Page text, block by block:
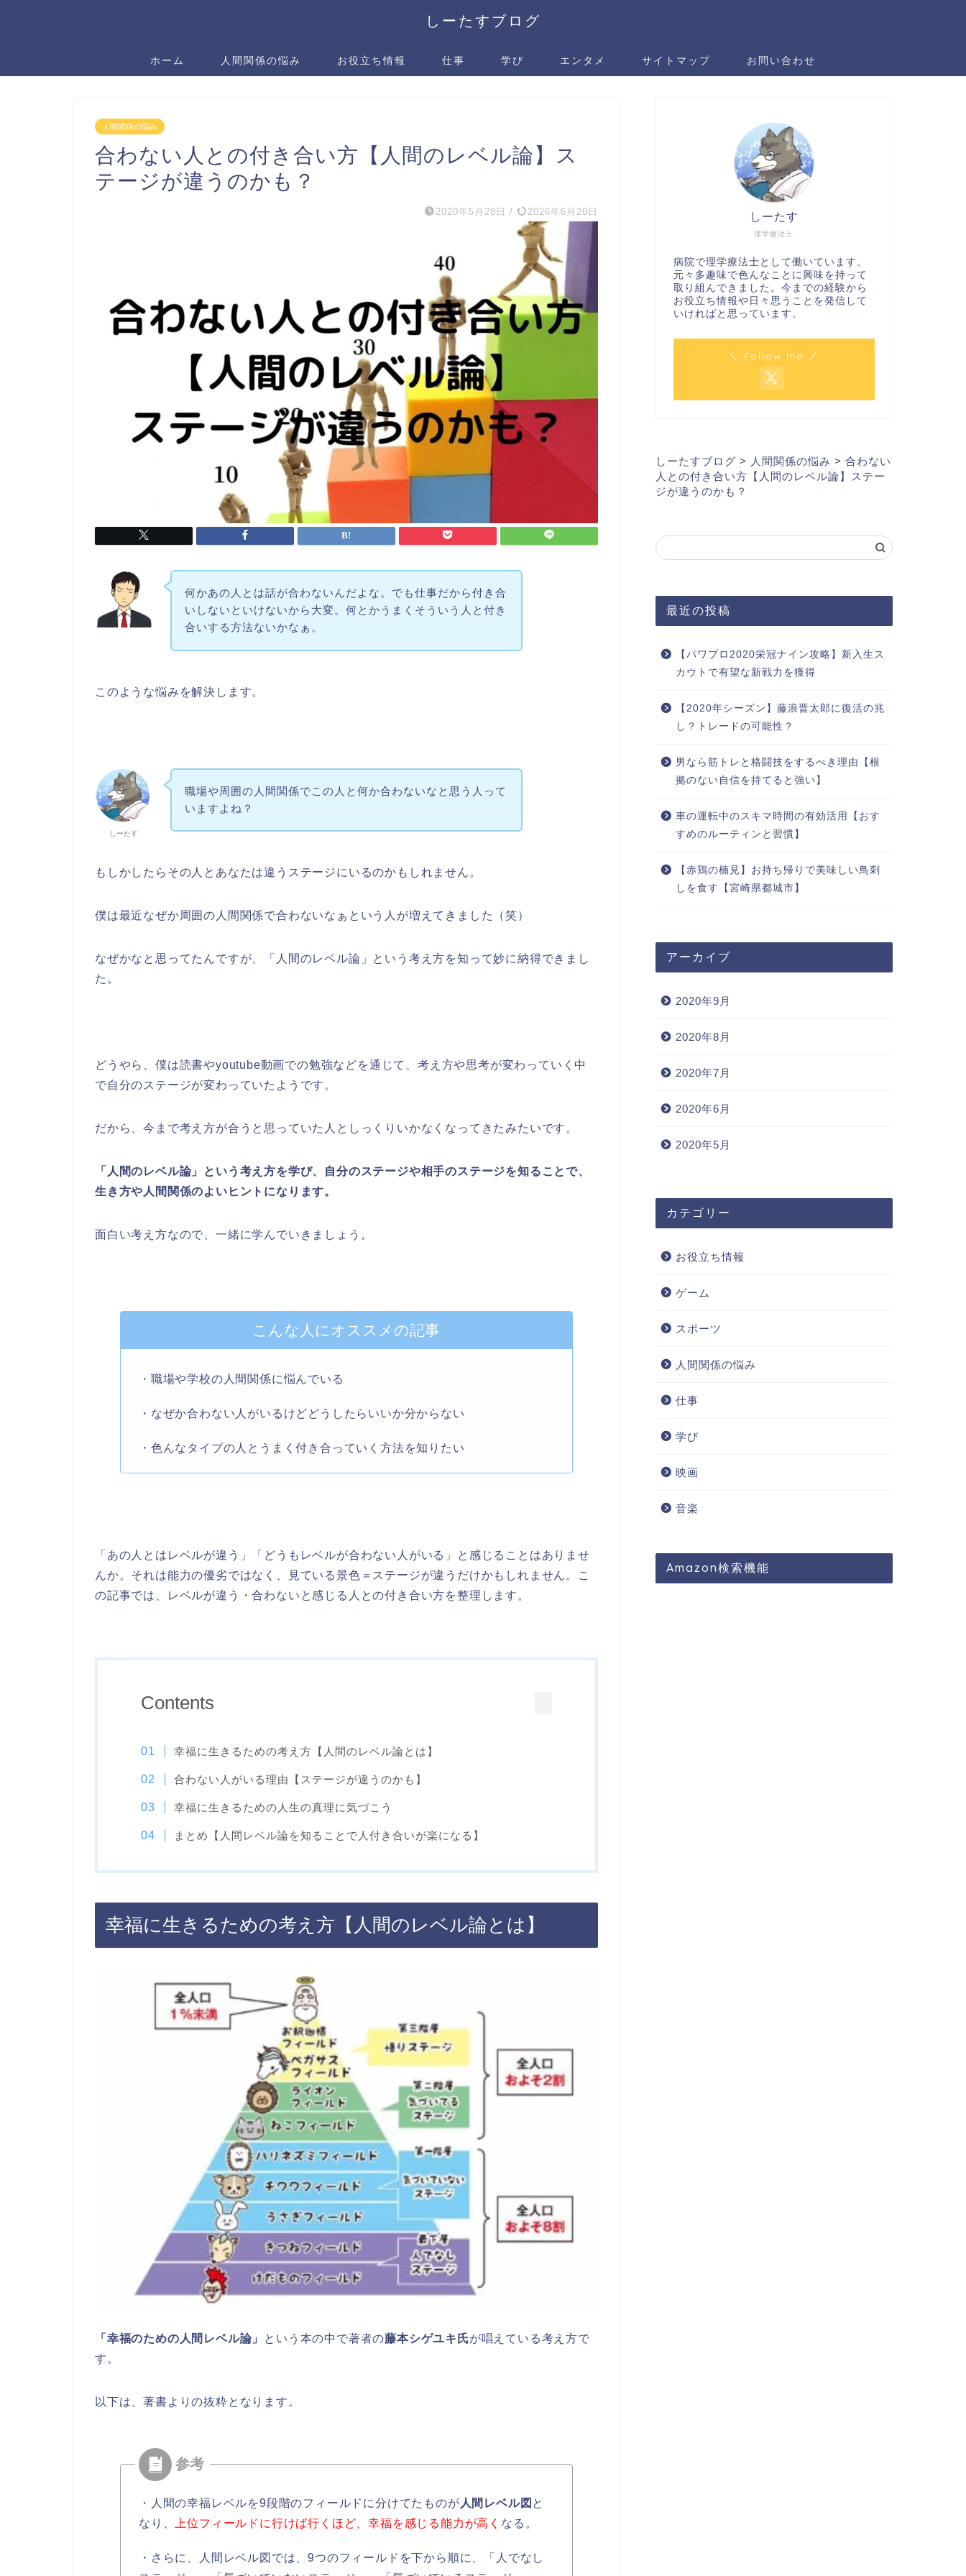
しーたすブログ
ホーム 人間関係の悩み お役立ち情報 仕事 学び エンタメ サイトマップ お問い合わせ
人間関係の悩み
合わない人との付き合い方【人間のレベル論】ス
テージが違うのかも？
2020年5月28日 / 2026年6月20日
何かあの人とは話が合わないんだよな。でも仕事だから付き合
いしないといけないから大変。何とかうまくそういう人と付き
合いする方法ないかなぁ。
このような悩みを解決します。
しーたす
職場や周囲の人間関係でこの人と何か合わないなと思う人って
いますよね？
もしかしたらその人とあなたは違うステージにいるのかもしれません。
僕は最近なぜか周囲の人間関係で合わないなぁという人が増えてきました（笑）
なぜかなと思ってたんですが、「人間のレベル論」という考え方を知って妙に納得できまし
た。
どうやら、僕は読書やyoutube動画での勉強などを通じて、考え方や思考が変わっていく中
で自分のステージが変わっていたようです。
だから、今まで考え方が合うと思っていた人としっくりいかなくなってきたみたいです。
「人間のレベル論」という考え方を学び、自分のステージや相手のステージを知ることで、
生き方や人間関係のよいヒントになります。
面白い考え方なので、一緒に学んでいきましょう。
こんな人にオススメの記事
・職場や学校の人間関係に悩んでいる
・なぜか合わない人がいるけどどうしたらいいか分からない
・色んなタイプの人とうまく付き合っていく方法を知りたい
「あの人とはレベルが違う」「どうもレベルが合わない人がいる」と感じることはありませ
んか。それは能力の優劣ではなく、見ている景色＝ステージが違うだけかもしれません。こ
の記事では、レベルが違う・合わないと感じる人との付き合い方を整理します。
Contents
幸福に生きるための考え方【人間のレベル論とは】
合わない人がいる理由【ステージが違うのかも】
幸福に生きるための人生の真理に気づこう
まとめ【人間レベル論を知ることで人付き合いが楽になる】
幸福に生きるための考え方【人間のレベル論とは】
「幸福のための人間レベル論」 という本の中で著者の藤本シゲユキ氏が唱えている考え方で
す。
以下は、著書よりの抜粋となります。
・人間の幸福レベルを9段階のフィールドに分けてたものが 人間レベル図 と
なり、
上位フィールドに行けば行くほど、幸福を感じる能力が高く なる。
・さらに、人間レベル図では、9つのフィールドを下から順に、「人でなし
理学療法士
しーたす
病院で理学療法士として働いています。
元々多趣味で色んなことに興味を持って
取り組んできました。今までの経験から
お役立ち情報や日々思うことを発信して
いければと思っています。
＼ Follow me ／
しーたすブログ > 人間関係の悩み > 合わない
人との付き合い方【人間のレベル論】ステー
ジが違うのかも？
最近の投稿
【パワプロ2020栄冠ナイン攻略】新入生ス
カウトで有望な新戦力を獲得
【2020年シーズン】藤浪晋太郎に復活の兆
し？トレードの可能性？
男なら筋トレと格闘技をするべき理由【根
拠のない自信を持てると強い】
車の運転中のスキマ時間の有効活用【おす
すめのルーティンと習慣】
【赤鶏の楠見】お持ち帰りで美味しい鳥刺
しを食す【宮崎県都城市】
アーカイブ
2020年9月
2020年8月
2020年7月
2020年6月
2020年5月
カテゴリー
お役立ち情報
ゲーム
スポーツ
人間関係の悩み
仕事
学び
映画
音楽
Amazon検索機能